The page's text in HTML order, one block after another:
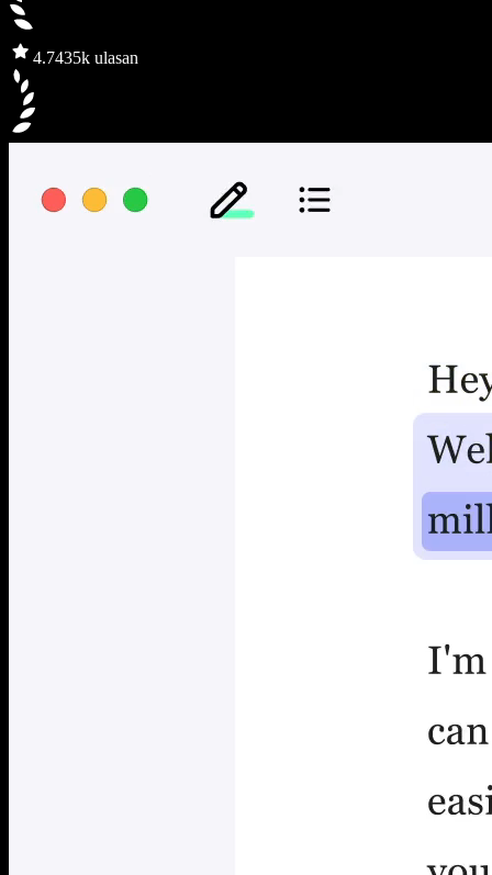
4.7435k ulasan